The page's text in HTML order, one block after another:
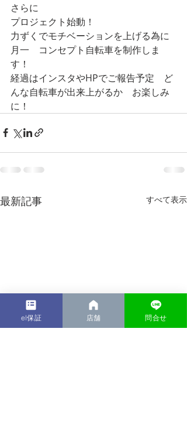
さらに
プロジェクト始動！
力ずくでモチベーションを上げる為に
月一　コンセプト自転車を制作しま
す！
経過はインスタやHPでご報告予定　ど
んな自転車が出来上がるか　お楽しみ
に！
最新記事 すべて表示
el保証 店舗 問合せ